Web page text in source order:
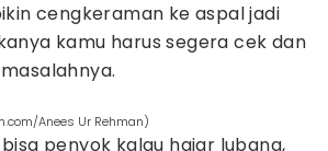
cengkeraman ke aspal jadi
kamu harus segera cek dan
Anees Ur Rehman)
penyok kalau hajar lubang,